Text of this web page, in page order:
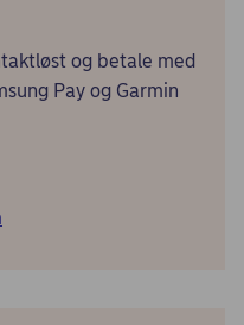
og betale med
Pay og Garmin